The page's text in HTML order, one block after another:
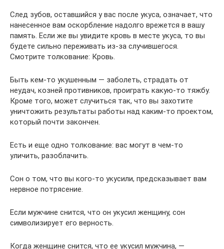
След зубов, оставшийся у вас после укуса, означает, что
нанесенное вам оскорбление надолго врежется в вашу
память. Если же вы увидите кровь в месте укуса, то вы
будете сильно переживать из-за случившегося.
Смотрите толкование: Кровь.
Быть кем-то укушенным — заболеть, страдать от
неудач, козней противников, проиграть какую-то тяжбу.
Кроме того, может случиться так, что вы захотите
уничтожить результаты работы над каким-то проектом,
который почти закончен.
Есть и еще одно толкование: вас могут в чем-то
уличить, разоблачить.
Сон о том, что вы кого-то укусили, предсказывает вам
нервное потрясение.
Если мужчине снится, что он укусил женщину, сон
символизирует его верность.
Когда женщине снится, что ее укусил мужчина, —